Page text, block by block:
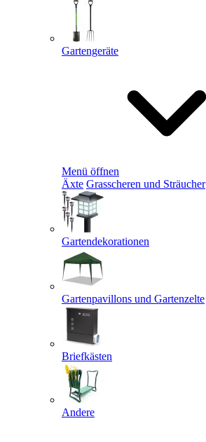
Gartengeräte
Menü öffnen
Äxte Grasscheren und Sträucher
Gartendekorationen
Gartenpavillons und Gartenzelte
Briefkästen
Andere